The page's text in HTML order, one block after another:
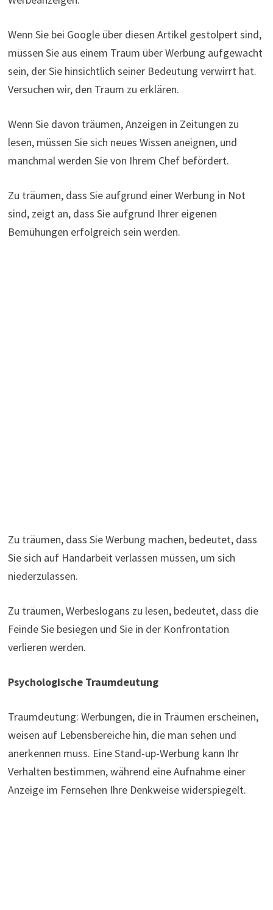
Wenn Sie bei Google über diesen Artikel gestolpert sind,
müssen Sie aus einem Traum über Werbung aufgewacht
sein, der Sie hinsichtlich seiner Bedeutung verwirrt hat.
Versuchen wir, den Traum zu erklären.
Wenn Sie davon träumen, Anzeigen in Zeitungen zu
lesen, müssen Sie sich neues Wissen aneignen, und
manchmal werden Sie von Ihrem Chef befördert.
Zu träumen, dass Sie aufgrund einer Werbung in Not
sind, zeigt an, dass Sie aufgrund Ihrer eigenen
Bemühungen erfolgreich sein werden.
Zu träumen, dass Sie Werbung machen, bedeutet, dass
Sie sich auf Handarbeit verlassen müssen, um sich
niederzulassen.
Zu träumen, Werbeslogans zu lesen, bedeutet, dass die
Feinde Sie besiegen und Sie in der Konfrontation
verlieren werden.
Psychologische Traumdeutung
Traumdeutung: Werbungen, die in Träumen erscheinen,
weisen auf Lebensbereiche hin, die man sehen und
anerkennen muss. Eine Stand-up-Werbung kann Ihr
Verhalten bestimmen, während eine Aufnahme einer
Anzeige im Fernsehen Ihre Denkweise widerspiegelt.